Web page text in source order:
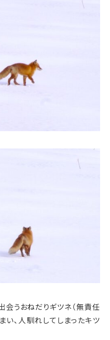
うおねだりギツネ（無責任
、人馴れしてしまったキツ